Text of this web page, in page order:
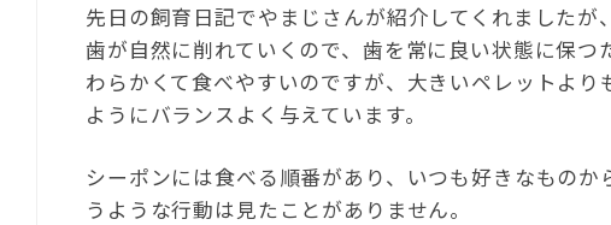
先日の飼育日記でやまじさんが紹介してくれました
歯が自然に削れていくので、歯を常に良い状態に保
わらかくて食べやすいのですが、大きいペレットよ
ようにバランスよく与えています。
シーポンには食べる順番があり、いつも好きなもの
うような行動は見たことがありません。